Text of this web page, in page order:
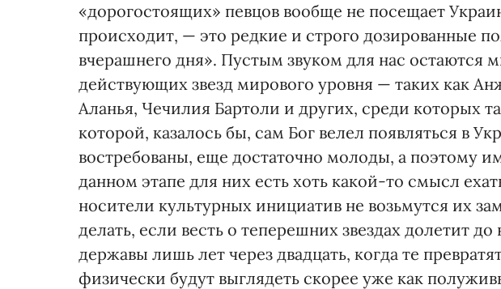
«дорогостоящих» певцов вообще не посещает
происходит, — это редкие и строго дозированные
вчерашнего дня». Пустым звуком для нас остаются
действующих звезд мирового уровня — таких как
Аланья, Чечилия Бартоли и других, среди которых
которой, казалось бы, сам Бог велел появляться в
востребованы, еще достаточно молоды, а поэтому
данном этапе для них есть хоть какой-то смысл
носители культурных инициатив не возьмутся их
делать, если весть о теперешних звездах долетит
державы лишь лет через двадцать, когда те
физически будут выглядеть скорее уже как